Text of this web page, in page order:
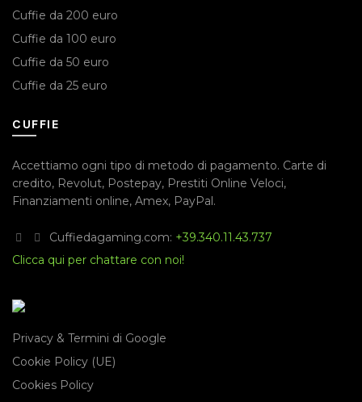
Cuffie da 200 euro
Cuffie da 100 euro
Cuffie da 50 euro
Cuffie da 25 euro
CUFFIE
Accettiamo ogni tipo di metodo di pagamento. Carte di
credito, Revolut, Postepay, Prestiti Online Veloci,
Finanziamenti online, Amex, PayPal.
Cuffiedagaming.com: +39.340.11.43.737
Clicca qui per chattare con noi!
Privacy & Termini di Google
Cookie Policy (UE)
Cookies Policy